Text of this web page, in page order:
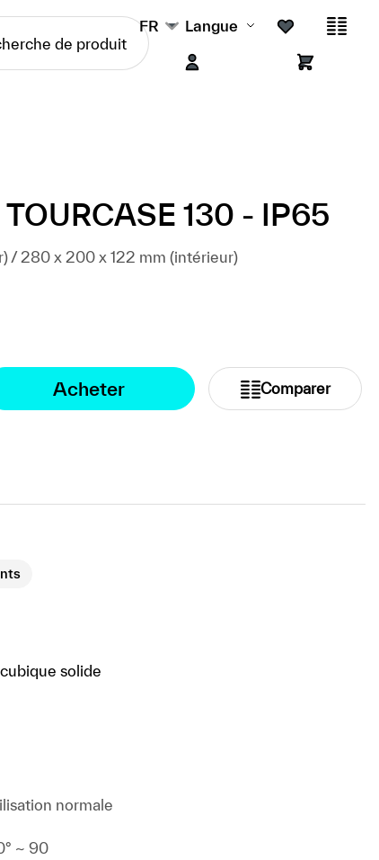
FR Langue
130 - IP65
/ 280 x 200 x 122 mm (intérieur)
Acheter Comparer
solide
normale
~ 90